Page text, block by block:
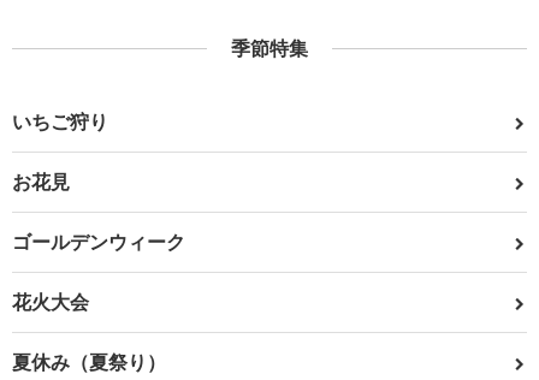
季節特集
いちご狩り
お花見
ゴールデンウィーク
花火大会
夏休み（夏祭り）